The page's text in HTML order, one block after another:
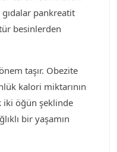
pankreatit
besinlerden
taşır. Obezite
kalori miktarının
iki öğün şeklinde
bir yaşamın